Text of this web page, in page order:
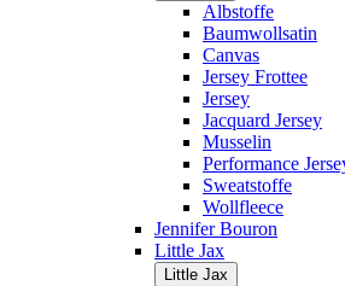
Albstoffe
Baumwollsatin
Canvas
Jersey Frottee
Jersey
Jacquard Jersey
Musselin
Performance
Sweatstoffe
Wollfleece
Jennifer Bouron
Little Jax
Little Jax